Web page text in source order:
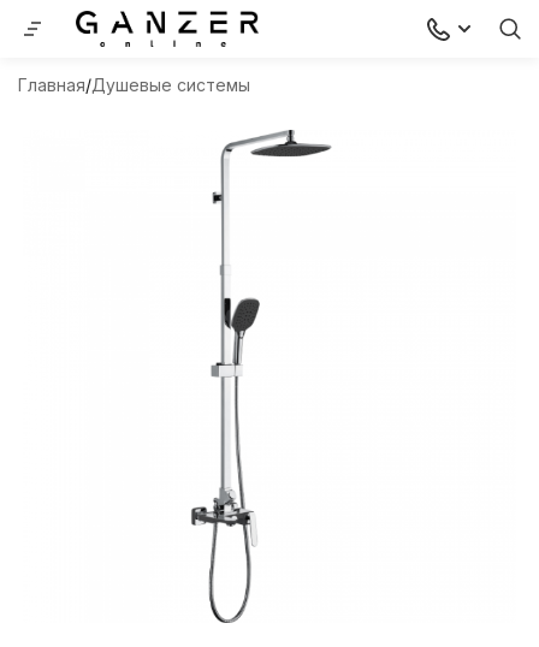
Главная Душевые системы